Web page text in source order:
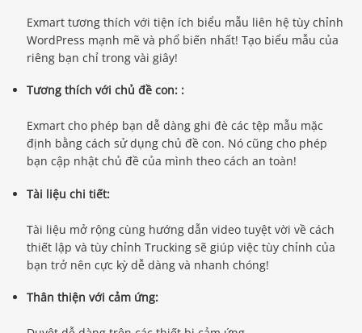
Exmart tương thích với tiện ích biểu mẫu liên hệ tùy chỉnh
WordPress mạnh mẽ và phổ biến nhất! Tạo biểu mẫu của
riêng bạn chỉ trong vài giây!
Tương thích với chủ đề con: :
Exmart cho phép bạn dễ dàng ghi đè các tệp mẫu mặc
định bằng cách sử dụng chủ đề con. Nó cũng cho phép
bạn cập nhật chủ đề của mình theo cách an toàn!
Tài liệu chi tiết:
Tài liệu mở rộng cùng hướng dẫn video tuyệt vời về cách
thiết lập và tùy chỉnh Trucking sẽ giúp việc tùy chỉnh của
bạn trở nên cực kỳ dễ dàng và nhanh chóng!
Thân thiện với cảm ứng: